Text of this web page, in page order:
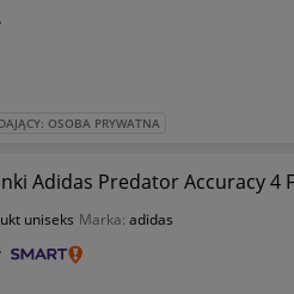
OSOBA PRYWATNA
Adidas Predator Accuracy 4
uniseks Marka: adidas